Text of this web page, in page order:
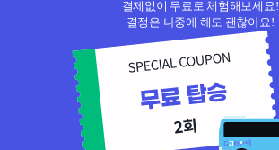
결제없이 무료로 체험해보세요!
결정은 나중에 해도 괜찮아요!